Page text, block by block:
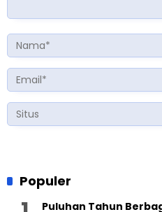
Populer
Puluhan Tahun